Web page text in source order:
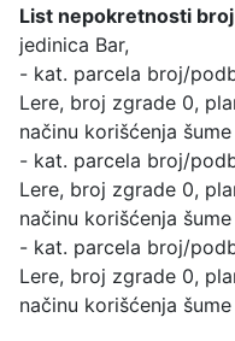
List nepokretnosti broj
jedinica Bar,
- kat. parcela broj/
Lere, broj zgrade 0,
načinu korišćenja
- kat. parcela broj/
Lere, broj zgrade 0,
načinu korišćenja
- kat. parcela broj/
Lere, broj zgrade 0,
načinu korišćenja